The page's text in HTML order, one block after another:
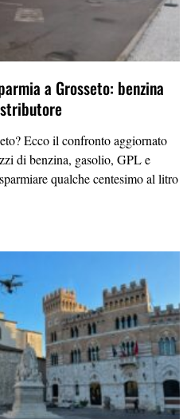
a Grosseto: benzina
Ecco il confronto aggiornato
di benzina, gasolio, GPL e
qualche centesimo al litro